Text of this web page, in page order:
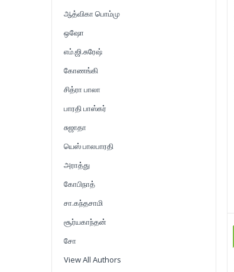
ஆத்விகா பொம்மு
ஒஷோ
எம்.ஜி.சுரேஷ்
கோணங்கி
சித்ரா பாலா
பாரதி பாஸ்கர்
சுஜாதா
யெஸ் பாலபாரதி
அராத்து
கோபிநாத்
சா.கந்தசாமி
சூர்யகாந்தன்
சோ
View All Authors